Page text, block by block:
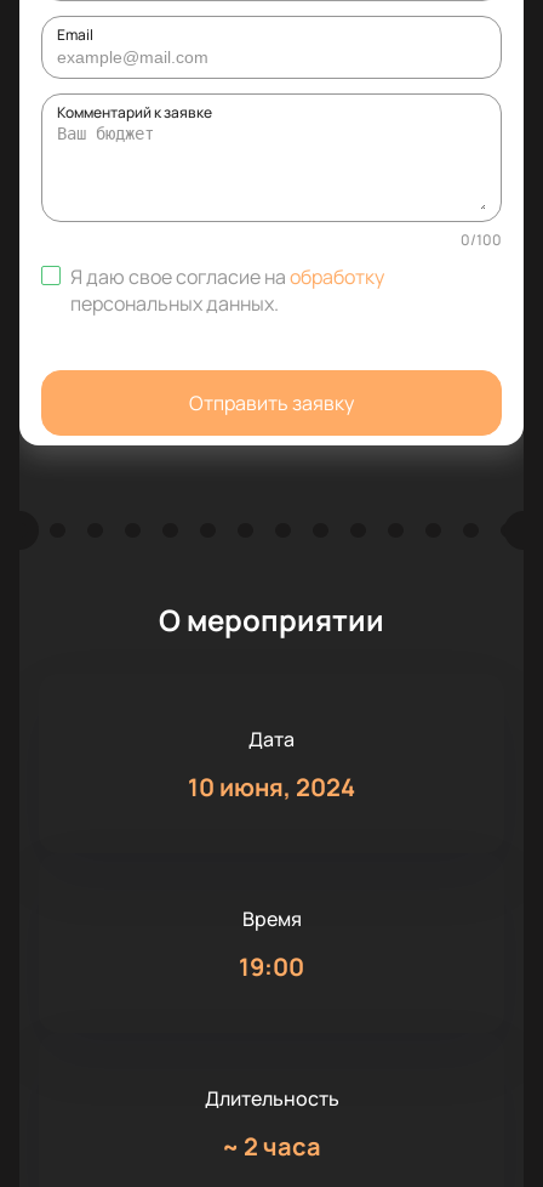
Email
Комментарий к заявке
0/100
Я даю свое согласие наобработку
персональных данных.
Отправить заявку
О мероприятии
Дата
10 июня, 2024
Время
19:00
Длительность
~ 2 часа